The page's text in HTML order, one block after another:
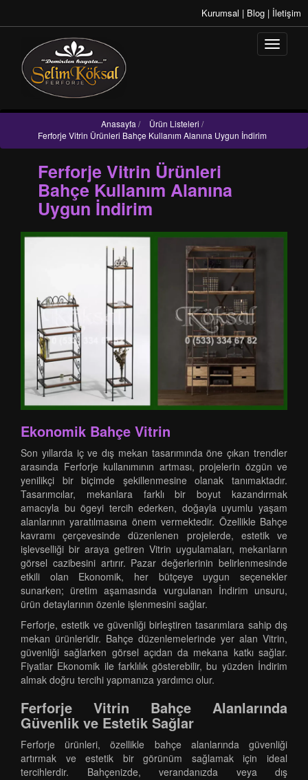
Kurumsal | Blog | İletişim
Anasayfa / Ürün Listeleri /
Ferforje Vitrin Ürünleri Bahçe Kullanım Alanına Uygun İndirim
Ferforje Vitrin Ürünleri
Bahçe Kullanım Alanına
Uygun İndirim
Ekonomik Bahçe Vitrin
Son yıllarda iç ve dış mekan tasarımında öne çıkan trendler
arasında Ferforje kullanımının artması, projelerin özgün ve
yenilikçi bir biçimde şekillenmesine olanak tanımaktadır.
Tasarımcılar, mekanlara farklı bir boyut kazandırmak
amacıyla bu ögeyi tercih ederken, doğayla uyumlu yaşam
alanlarının yaratılmasına önem vermektedir. Özellikle Bahçe
kavramı çerçevesinde düzenlenen projelerde, estetik ve
işlevselliği bir araya getiren Vitrin uygulamaları, mekanların
görsel cazibesini artırır. Pazar değerlerinin belirlenmesinde
etkili olan Ekonomik, her bütçeye uygun seçenekler
sunarken; üretim aşamasında vurgulanan İndirim unsuru,
ürün detaylarının özenle işlenmesini sağlar.
Ferforje, estetik ve güvenliği birleştiren tasarımlara sahip dış
mekan ürünleridir. Bahçe düzenlemelerinde yer alan Vitrin,
güvenliği sağlarken görsel açıdan da mekana katkı sağlar.
Fiyatlar Ekonomik ile farklılık gösterebilir, bu yüzden İndirim
almak doğru tercihi yapmanıza yardımcı olur.
Ferforje Vitrin Bahçe Alanlarında
Güvenlik ve Estetik Sağlar
Ferforje ürünleri, özellikle bahçe alanlarında güvenliği
artırmak ve estetik bir görünüm sağlamak için ideal
tercihlerdir. Bahçenizde, verandanızda veya dış